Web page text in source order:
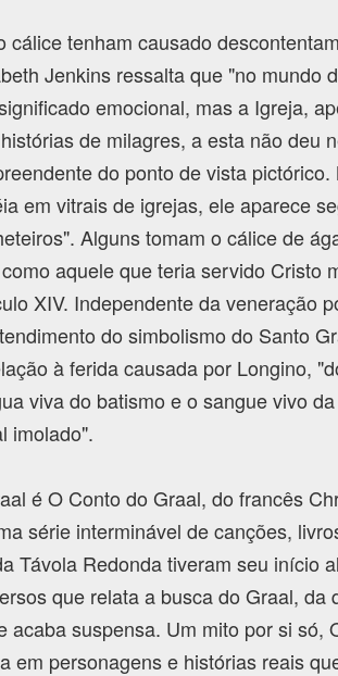
tenham causado
Jenkins ressalta que "no mundo
emocional, mas a Igreja,
de milagres, a esta não deu
do ponto de vista pictórico.
em vitrais de igrejas, ele aparece
Alguns tomam o cálice de
aquele que teria servido Cristo
XIV. Independente da veneração
do simbolismo do Santo
à ferida causada por Longino,
viva do batismo e o sangue vivo
imolado".
é O Conto do Graal, do francês
série interminável de canções,
Távola Redonda tiveram seu início
que relata a busca do Graal, da
acaba suspensa. Um mito por si só,
em personagens e histórias reais